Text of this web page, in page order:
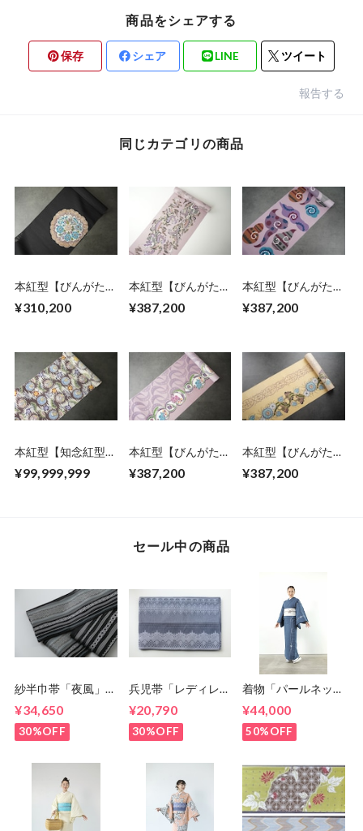
商品をシェアする
保存 シェア LINE ツイート
報告する
同じカテゴリの商品
本紅型【びんがた工
作 レース花丸紋
¥310,200
本紅型【びんがた工
作 龍瑞雲宝珠
¥387,200
本紅型【びんがた工
作 雲
¥387,200
本紅型【知念紅型研
松竹梅鶴亀に稲妻
¥99,999,999
本紅型【びんがた工
作 月と月桃
¥387,200
本紅型【びんがた工
作 火龍果文様（ド
¥387,200
セール中の商品
紗半巾帯「夜風」
¥34,650
30%OFF
兵児帯「レディレー
9kimono2024
¥20,790
30%OFF
着物「パールネック
9kimono2024
¥44,000
50%OFF